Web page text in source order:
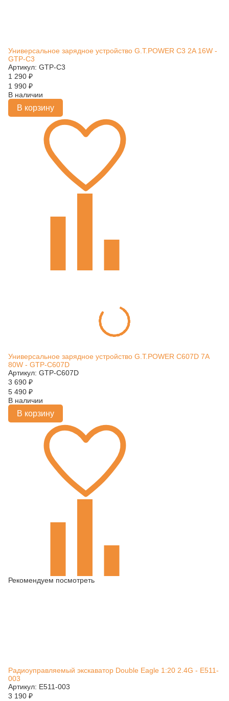
Универсальное зарядное устройство G.T.POWER C3 2A 16W -
GTP-C3
Артикул: GTP-C3
1 290 ₽
1 990 ₽
В наличии
В корзину
Универсальное зарядное устройство G.T.POWER C607D 7A
80W - GTP-C607D
Артикул: GTP-C607D
3 690 ₽
5 490 ₽
В наличии
В корзину
Рекомендуем посмотреть
Радиоуправляемый экскаватор Double Eagle 1:20 2.4G - E511-
003
Артикул: E511-003
3 190 ₽